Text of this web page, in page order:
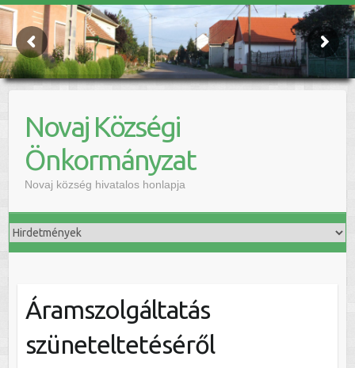
Novaj Községi
Önkormányzat
Novaj község hivatalos honlapja
Áramszolgáltatás
szüneteltetéséről